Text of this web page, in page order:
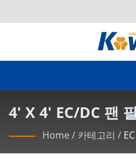
4' X 4' EC/DC 팬
최첨단 클린룸 필
Home/ 카테고리 /